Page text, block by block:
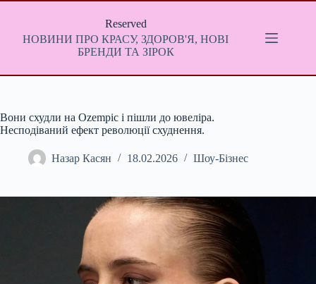
Перейти
Reserved
НОВИНИ ПРО КРАСУ, ЗДОРОВ'Я, НОВІ
БРЕНДИ ТА ЗІРОК
Вони схудли на Ozempic і пішли до ювеліра.
Несподіваний ефект революції схуднення.
Назар Касян 18.02.2026 Шоу-Бізнес